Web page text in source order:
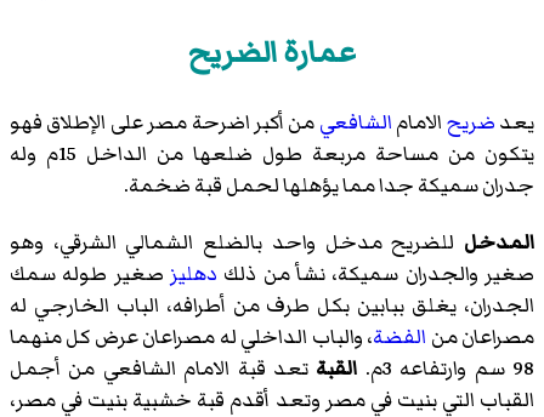
عمارة الضريح
يعدضريحالامامالشافعيمن أكبر اضرحة مصر على الإطلاق فهو
يتكون من مساحة مربعة طول ضلعها من الداخل 15م وله
جدران سميكة جدا مما يؤهلها لحمل قبة ضخمة.
المدخل للضريح مدخل واحد بالضلع الشمالي الشرقي، وهو
صغير والجدران سميكة، نشأ من ذلك دهليز صغير طوله سمك
الجدران، يغلق ببابين بكل طرف من أطرافه، الباب الخارجي له
مصراعان من الفضة، والباب الداخلي له مصراعان عرض كل منهما
98 سم وارتفاعه 3م.
القبة تعد قبة الامام الشافعي من أجمل
القباب التي بنيت في مصر وتعد أقدم قبة خشبية بنيت في مصر،